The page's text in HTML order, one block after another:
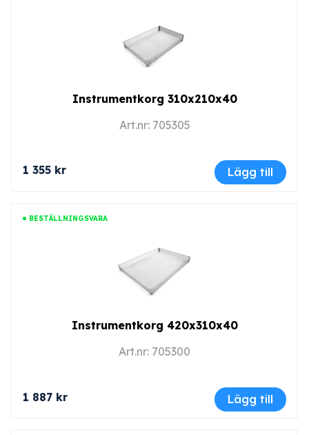
Instrumentkorg 310x210x40
Art.nr: 705305
1 355 kr Lägg till
BESTÄLLNINGSVARA
Instrumentkorg 420x310x40
Art.nr: 705300
1 887 kr Lägg till